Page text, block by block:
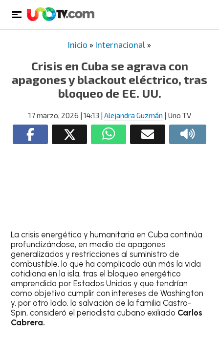
Inicio » Internacional »
Crisis en Cuba se agrava con
apagones y blackout eléctrico, tras
bloqueo de EE. UU.
17 marzo, 2026 | 14:13 | Alejandra Guzmán | Uno TV
La crisis energética y humanitaria en Cuba continúa
profundizándose, en medio de apagones
generalizados y restricciones al suministro de
combustible, lo que ha complicado aún más la vida
cotidiana en la isla, tras el bloqueo energético
emprendido por Estados Unidos y que tendrían
como objetivo cumplir con intereses de Washington
y, por otro lado, la salvación de la familia Castro-
Spin, consideró el periodista cubano exiliado Carlos
Cabrera.